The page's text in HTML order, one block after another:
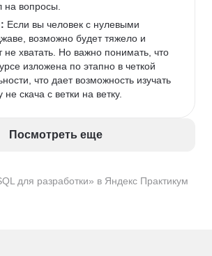
для разработки» в Яндекс Практикум
на вопросы.
Если вы человек с нулевыми
возможно будет тяжело и
не хватать. Но важно понимать, что
изложена по этапно в четкой
что дает возможность изучать
скача с ветки на ветку.
Посмотреть еще